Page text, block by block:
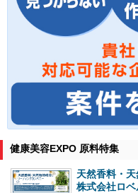
健康美容EXPO 原料特集
天然香料・
株式会社ロベ